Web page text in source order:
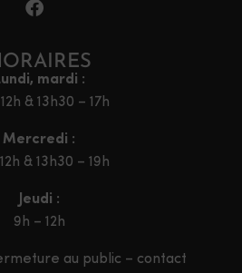
mardi :
& 13h30 – 17h
Mercredi :
& 13h30 – 19h
Jeudi :
9h – 12h
au public – contact